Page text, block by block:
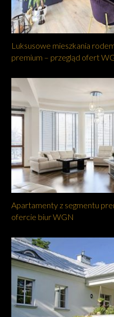
Luksusowe mieszkania
premium – przegląd ofert
Apartamenty z segmentu
ofercie biur WGN